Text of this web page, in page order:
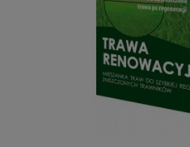
Zobacz wszystkie
Środki ochrony
Zobacz